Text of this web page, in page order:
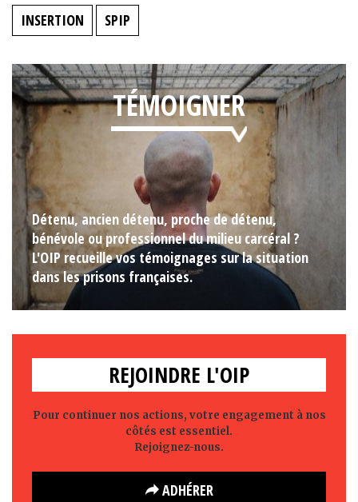
INSERTION
SPIP
TÉMOIGNER
Détenu, ancien détenu, proche de détenu,
bénévole ou professionnel du milieu carcéral ?
L'OIP recueille vos témoignages sur la situation
dans les prisons françaises.
REJOINDRE L'OIP
Pour continuer nos actions, votre engagement à nos
côtés est essentiel.
Rejoignez-nous.
ADHÉRER